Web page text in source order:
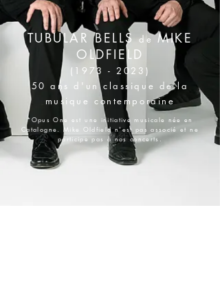
TUBULAR BELLS deMIKE
OLDFIELD
(1973 - 2023)
50 ans d'un classique de la
musique contemporaine
*Opus One est une initiative musicale née en
Catalogne. Mike Oldfield n'est pas associé et ne
participe pas à nos concerts.